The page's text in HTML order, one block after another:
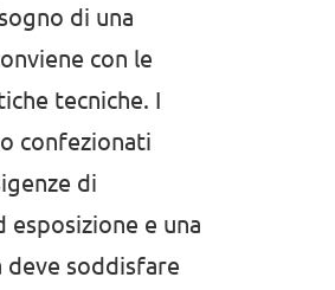
di una
con le
tecniche. I
confezionati
di
esposizione e una
deve soddisfare